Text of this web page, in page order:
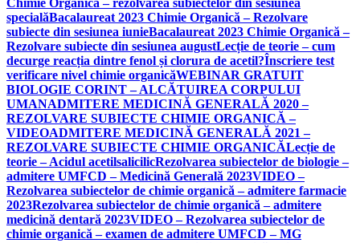
Chimie Organică – rezolvarea subiectelor din sesiunea
specialăBacalaureat 2023 Chimie Organică – Rezolvare
subiecte din sesiunea iunieBacalaureat 2023 Chimie Organică –
Rezolvare subiecte din sesiunea augustLecție de teorie – cum
decurge reacția dintre fenol și clorura de acetil?Înscriere test
verificare nivel chimie organicăWEBINAR GRATUIT
BIOLOGIE CORINT – ALCĂTUIREA CORPULUI
UMANADMITERE MEDICINĂ GENERALĂ 2020 –
REZOLVARE SUBIECTE CHIMIE ORGANICĂ –
VIDEOADMITERE MEDICINĂ GENERALĂ 2021 –
REZOLVARE SUBIECTE CHIMIE ORGANICĂLecție de
teorie – Acidul acetilsalicilicRezolvarea subiectelor de biologie –
admitere UMFCD – Medicină Generală 2023VIDEO –
Rezolvarea subiectelor de chimie organică – admitere farmacie
2023Rezolvarea subiectelor de chimie organică – admitere
medicină dentară 2023VIDEO – Rezolvarea subiectelor de
chimie organică – examen de admitere UMFCD – MG